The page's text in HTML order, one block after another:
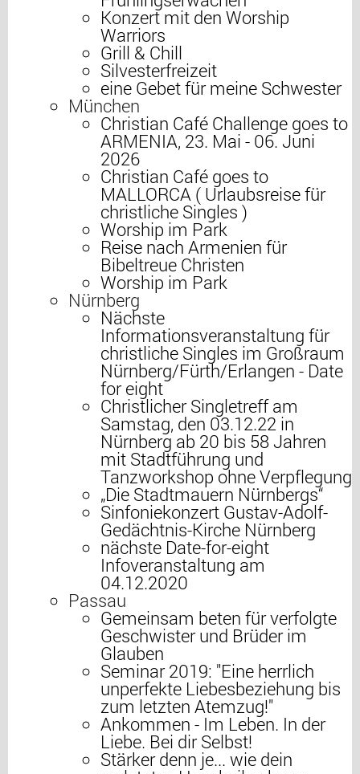
Konzert mit den Worship
Warriors
Grill & Chill
Silvesterfreizeit
eine Gebet für meine Schwester
München
Christian Café Challenge goes to
ARMENIA, 23. Mai - 06. Juni
2026
Christian Café goes to
MALLORCA ( Urlaubsreise für
christliche Singles )
Worship im Park
Reise nach Armenien für
Bibeltreue Christen
Worship im Park
Nürnberg
Nächste
Informationsveranstaltung für
christliche Singles im Großraum
Nürnberg/Fürth/Erlangen - Date
for eight
Christlicher Singletreff am
Samstag, den 03.12.22 in
Nürnberg ab 20 bis 58 Jahren
mit Stadtführung und
Tanzworkshop ohne Verpflegung
„Die Stadtmauern Nürnbergs“
Sinfoniekonzert Gustav-Adolf-
Gedächtnis-Kirche Nürnberg
nächste Date-for-eight
Infoveranstaltung am
04.12.2020
Passau
Gemeinsam beten für verfolgte
Geschwister und Brüder im
Glauben
Seminar 2019: "Eine herrlich
unperfekte Liebesbeziehung bis
zum letzten Atemzug!"
Ankommen - Im Leben. In der
Liebe. Bei dir Selbst!
Stärker denn je... wie dein